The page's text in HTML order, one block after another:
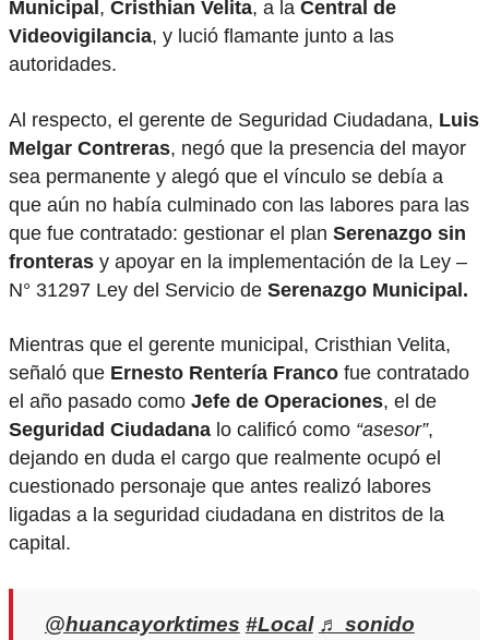
Municipal , Cristhian Velita, a la Central de
Videovigilancia, y lució flamante junto a las
autoridades.
Al respecto, el gerente de Seguridad Ciudadana, Luis
Melgar Contreras, negó que la presencia del mayor
sea permanente y alegó que el vínculo se debía a
que aún no había culminado con las labores para las
que fue contratado: gestionar el plan Serenazgo sin
fronteras y apoyar en la implementación de la Ley –
N° 31297 Ley del Servicio de Serenazgo Municipal.
Mientras que el gerente municipal, Cristhian Velita,
señaló que Ernesto Rentería Franco fue contratado
el año pasado como Jefe de Operaciones, el de
Seguridad Ciudadana lo calificó como “asesor”,
dejando en duda el cargo que realmente ocupó el
cuestionado personaje que antes realizó labores
ligadas a la seguridad ciudadana en distritos de la
capital.
@huancayorktimes #Local ♬ sonido